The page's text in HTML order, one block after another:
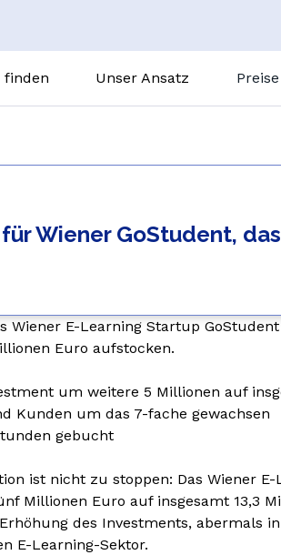
finden
Italienisch
Alle Schulfächer
Oberstufe
Unser Ansatz
Gostudent Learning
Preise
Wiener GoStudent,
Wiener E-Learning Startup
Euro aufstocken.
um weitere 5 Millionen auf
Kunden um das 7-fache gewachsen
gebucht
ist nicht zu stoppen: Das Wiener
Millionen Euro auf insgesamt 13,3
des Investments,
E-Learning-Sektor.